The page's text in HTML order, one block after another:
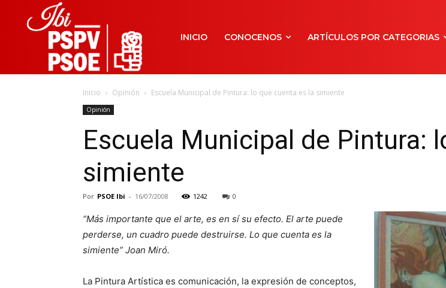
INICIO CONOCENOS ARTÍCULOS POR CATEGORIAS
Inicio Opinión Escuela Municipal de Pintura: lo que cuenta es la simiente
Opinión
Escuela Municipal de Pintura:
simiente
Por PSOE Ibi - 16/07/2008 1242 0
“Más importante que el arte, es en sí su efecto. El arte puede
perderse, un cuadro puede destruirse. Lo que cuenta es la
simiente” Joan Miró.
La Pintura Artística es comunicación, la expresión de conceptos,